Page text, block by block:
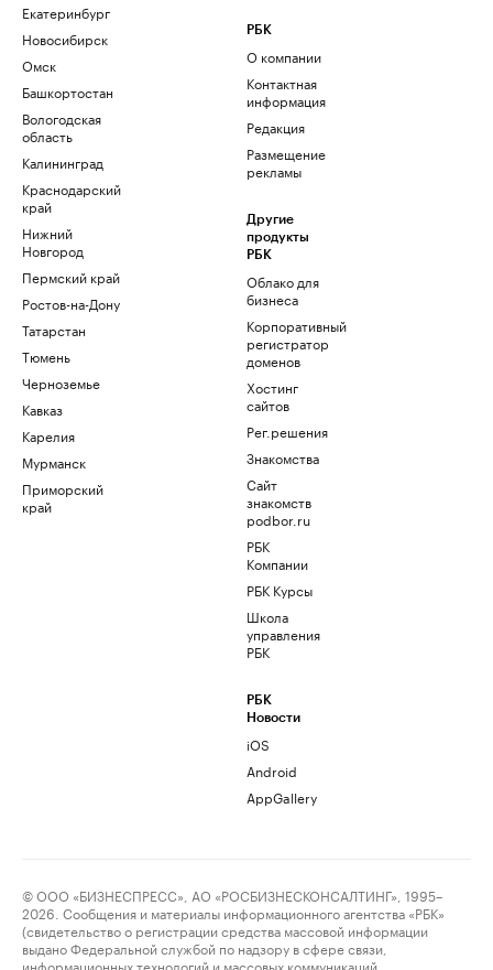
Екатеринбург
Новосибирск
Омск
Башкортостан
Вологодская
область
Калининград
Краснодарский
край
Нижний
Новгород
Пермский край
Ростов-на-Дону
Татарстан
Тюмень
Черноземье
Кавказ
Карелия
Мурманск
Приморский
край
РБК
О компании
Контактная
информация
Редакция
Размещение
рекламы
Другие
продукты
РБК
Облако для
бизнеса
Корпоративный
регистратор
доменов
Хостинг
сайтов
Рег.решения
Знакомства
Сайт
знакомств
podbor.ru
РБК
Компании
РБК Курсы
Школа
управления
РБК
РБК
Новости
iOS
Android
AppGallery
© ООО «БИЗНЕСПРЕСС», АО «РОСБИЗНЕСКОНСАЛТИНГ», 1995–
2026. Сообщения и материалы информационного агентства «РБК»
(свидетельство о регистрации средства массовой информации
выдано Федеральной службой по надзору в сфере связи,
информационных технологий и массовых коммуникаций